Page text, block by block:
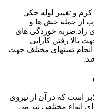
و تغییر لوله جکی
از جمله خش ها و
راد.ضربه خوردگی های
بالا رفتن کارایی
تستهای مختلف جهت
است که در آن از نیروی
انواع مختلفی نیز می